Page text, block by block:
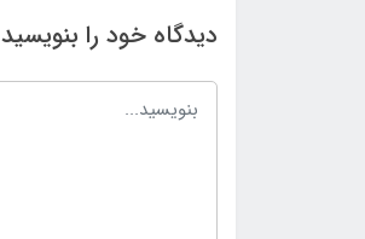
دیدگاه خود را بنویسید